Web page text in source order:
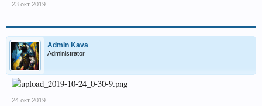
23 окт 2019
Admin Kava
Administrator
24 окт 2019